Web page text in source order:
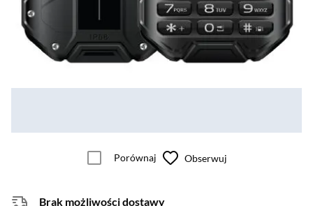
Porównaj Obserwuj
Brak możliwości dostawy